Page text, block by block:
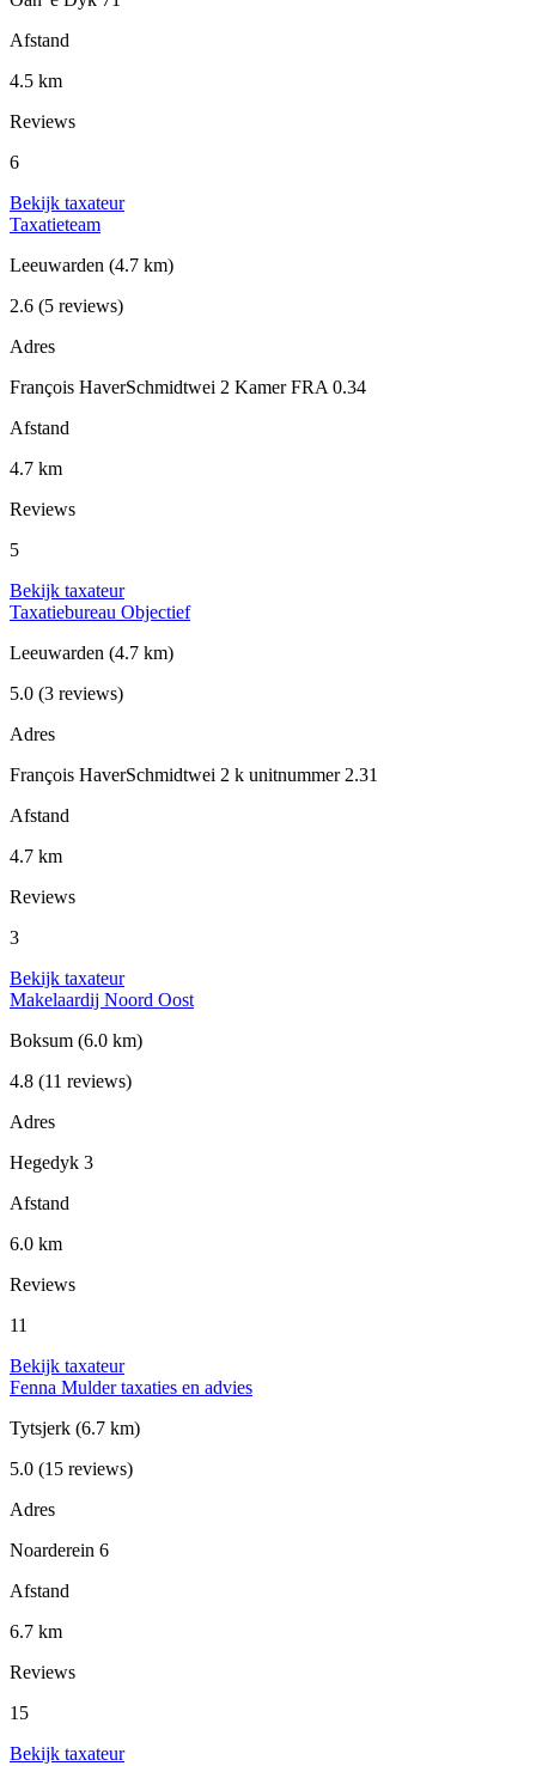
Afstand
4.5 km
Reviews
6
Bekijk taxateur
Taxatieteam
Leeuwarden (4.7 km)
2.6 (5 reviews)
Adres
François HaverSchmidtwei 2 Kamer FRA 0.34
Afstand
4.7 km
Reviews
5
Bekijk taxateur
Taxatiebureau Objectief
Leeuwarden (4.7 km)
5.0 (3 reviews)
Adres
François HaverSchmidtwei 2 k unitnummer 2.31
Afstand
4.7 km
Reviews
3
Bekijk taxateur
Makelaardij Noord Oost
Boksum (6.0 km)
4.8 (11 reviews)
Adres
Hegedyk 3
Afstand
6.0 km
Reviews
11
Bekijk taxateur
Fenna Mulder taxaties en advies
Tytsjerk (6.7 km)
5.0 (15 reviews)
Adres
Noarderein 6
Afstand
6.7 km
Reviews
15
Bekijk taxateur